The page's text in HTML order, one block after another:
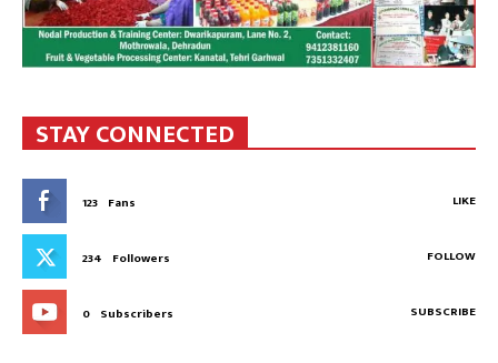
STAY CONNECTED
123 Fans LIKE
234 Followers FOLLOW
0 Subscribers SUBSCRIBE